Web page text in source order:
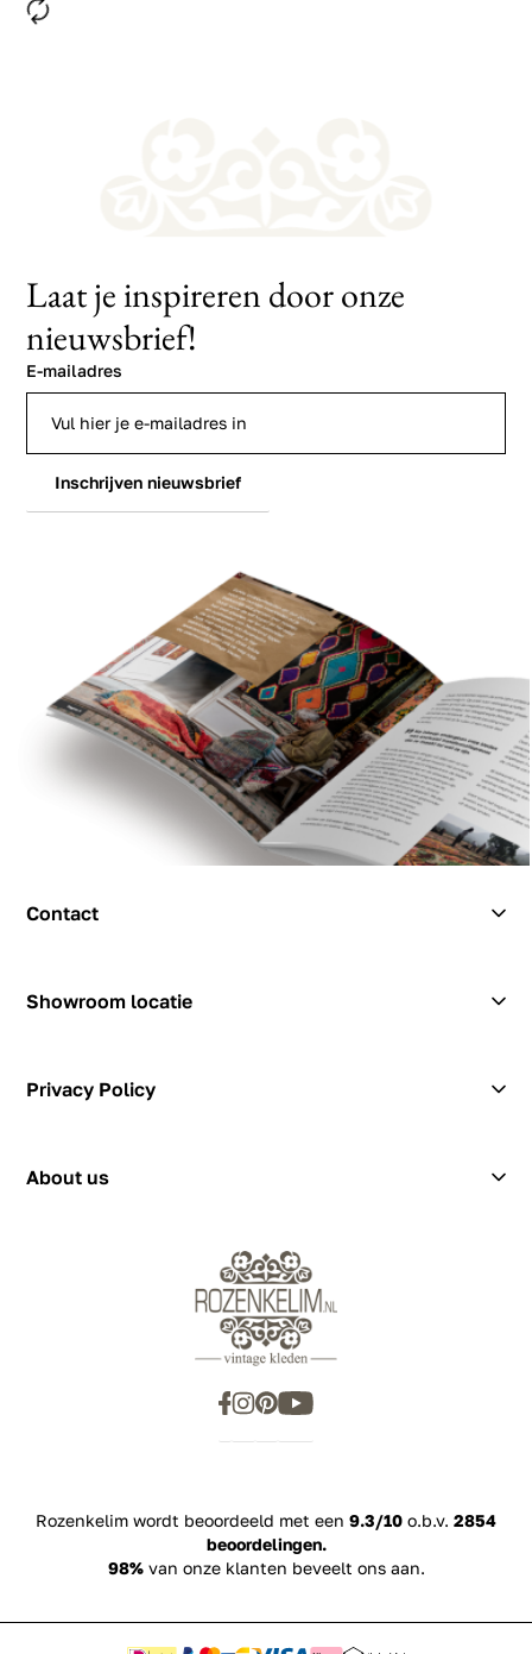
Contact
Showroom locatie
Figeehal 2
2031 BJ Haarlem
Privacy Policy
About us
Laat je inspireren door onze
nieuwsbrief!
E-mailadres
Inschrijven nieuwsbrief
Rozenkelim wordt beoordeeld met een 9.3/10 o.b.v. 2854
beoordelingen.
98%van onze klanten beveelt ons aan.